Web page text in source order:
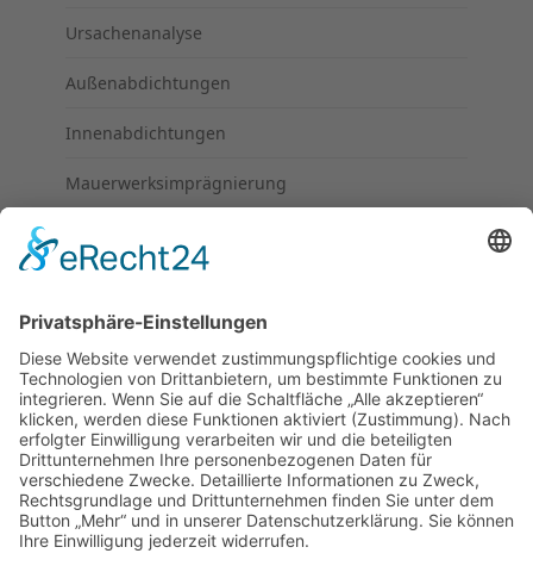
Ursachenanalyse
Außenabdichtungen
Innenabdichtungen
Mauerwerksimprägnierung
UNTERNEHMEN
Über uns
Kontakt
Impressum
Datenschutz